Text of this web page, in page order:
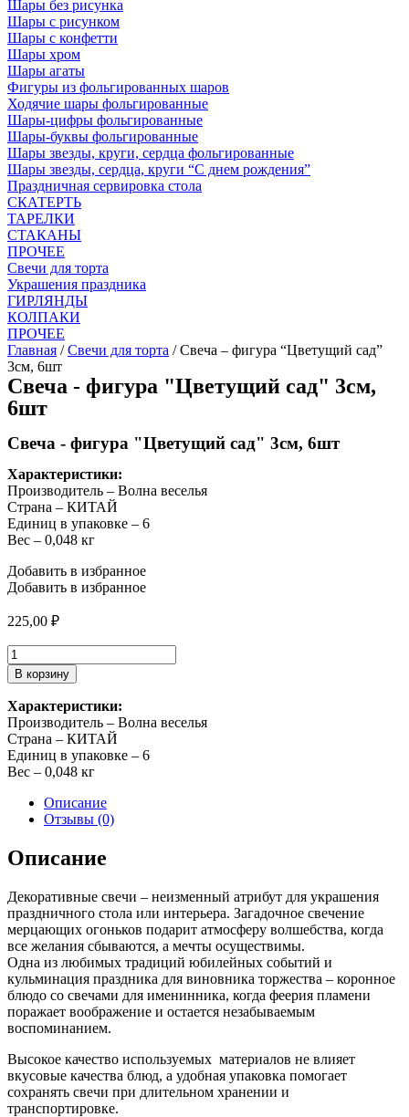
Шары без рисунка
Шары с рисунком
Шары с конфетти
Шары хром
Шары агаты
Фигуры из фольгированных шаров
Ходячие шары фольгированные
Шары-цифры фольгированные
Шары-буквы фольгированные
Шары звезды, круги, сердца фольгированные
Шары звезды, сердца, круги “С днем рождения”
Праздничная сервировка стола
СКАТЕРТЬ
ТАРЕЛКИ
СТАКАНЫ
ПРОЧЕЕ
Свечи для торта
Украшения праздника
ГИРЛЯНДЫ
КОЛПАКИ
ПРОЧЕЕ
Главная /Свечи для торта / Свеча – фигура “Цветущий сад”
3см, 6шт
Свеча - фигура "Цветущий сад" 3см,
6шт
Свеча - фигура "Цветущий сад" 3см, 6шт
Характеристики:
Производитель – Волна веселья
Страна – КИТАЙ
Единиц в упаковке – 6
Вес – 0,048 кг
Добавить в избранное
Добавить в избранное
225,00 ₽
Количество
товара
Свеча
-
фигура
"Цветущий
сад"
3см,
В корзину
Характеристики:
Производитель – Волна веселья
Страна – КИТАЙ
Единиц в упаковке – 6
Вес – 0,048 кг
Описание
Отзывы (0)
Описание
Декоративные свечи – неизменный атрибут для украшения
праздничного стола или интерьера. Загадочное свечение
мерцающих огоньков подарит атмосферу волшебства, когда
все желания сбываются, а мечты осуществимы.
Одна из любимых традиций юбилейных событий и
кульминация праздника для виновника торжества – коронное
блюдо со свечами для именинника, когда феерия пламени
поражает воображение и остается незабываемым
воспоминанием.
Высокое качество используемых материалов не влияет
вкусовые качества блюд, а удобная упаковка помогает
сохранять свечи при длительном хранении и
транспортировке.